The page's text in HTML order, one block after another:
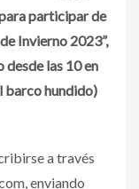
participar de
Invierno 2023”,
desde las 10 en
barco hundido)
a través
enviando